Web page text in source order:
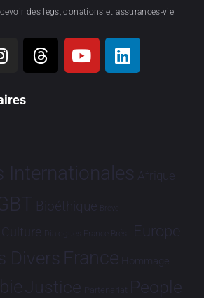
des legs, donations et assurances-vie
Internationales Afrique
Bioéthique Brève
Culture Dialogues France-Brésil Europe
Divers France Hommage
Justice Partenariat People